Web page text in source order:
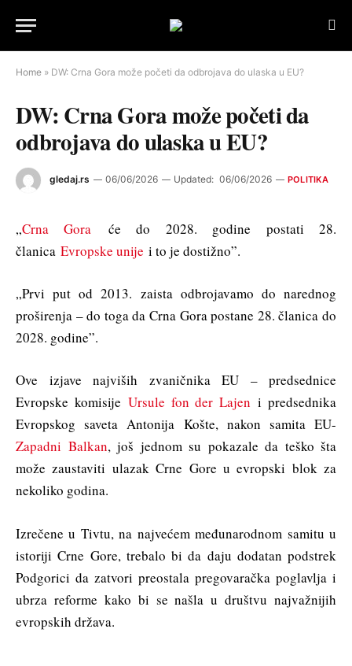
Home » DW: Crna Gora može početi da odbrojava do ulaska u EU?
DW: Crna Gora može početi da
odbrojava do ulaska u EU?
gledaj.rs 06/06/2026 Updated: 06/06/2026 POLITIKA
„Crna Gora će do 2028. godine postati 28.
članica Evropske unije i to je dostižno”.
„Prvi put od 2013. zaista odbrojavamo do narednog
proširenja – do toga da Crna Gora postane 28. članica do
2028. godine”.
Ove izjave najviših zvaničnika EU – predsednice
Evropske komisijeUrsule fon der Lajen i predsednika
Evropskog saveta Antonija Košte, nakon samita EU-
Zapadni Balkan, još jednom su pokazale da teško šta
može zaustaviti ulazak Crne Gore u evropski blok za
nekoliko godina.
Izrečene u Tivtu, na najvećem međunarodnom samitu u
istoriji Crne Gore, trebalo bi da daju dodatan podstrek
Podgorici da zatvori preostala pregovaračka poglavlja i
ubrza reforme kako bi se našla u društvu najvažnijih
evropskih država.